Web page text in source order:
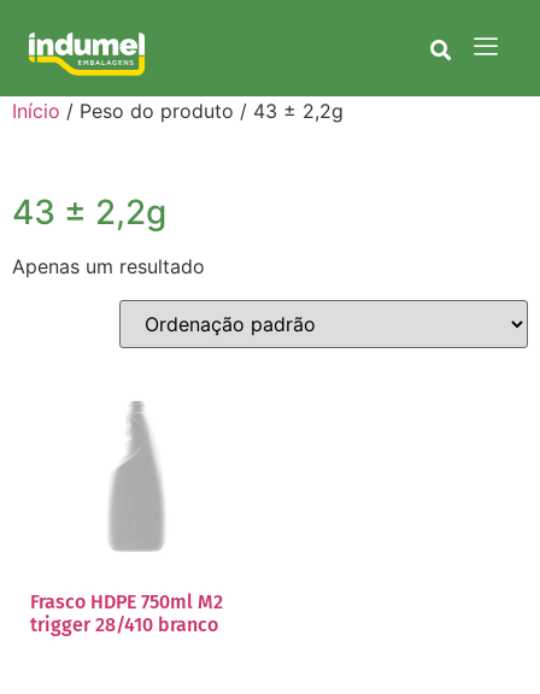
Início / Peso do produto / 43 ± 2,2g
43 ± 2,2g
Apenas um resultado
Frasco HDPE 750ml M2
trigger 28/410 branco